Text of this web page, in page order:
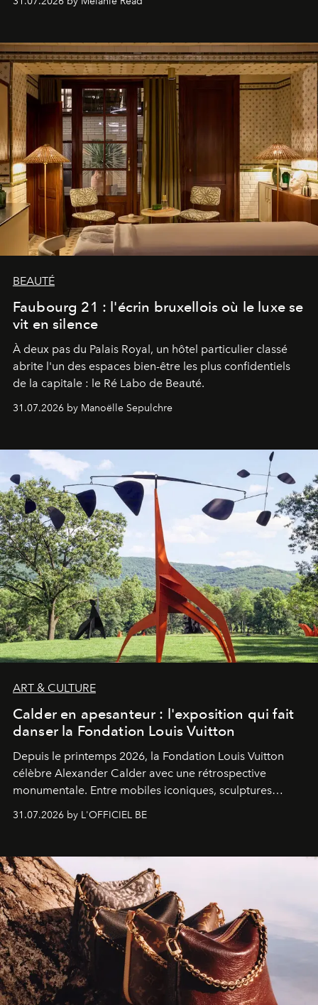
BEAUTÉ
Faubourg 21 : l'écrin bruxellois où le luxe se
vit en silence
À deux pas du Palais Royal, un hôtel particulier classé
abrite l'un des espaces bien-être les plus confidentiels
de la capitale : le Ré Labo de Beauté.
31.07.2026 by Manoëlle Sepulchre
ART & CULTURE
Calder en apesanteur : l'exposition qui fait
danser la Fondation Louis Vuitton
Depuis le printemps 2026, la Fondation Louis Vuitton
célèbre Alexander Calder avec une rétrospective
monumentale. Entre mobiles iconiques, sculptures
monumentales et poésie du mouvement, l'artiste
américain investit les espaces imaginés par Frank Gehry
sculpture.
31.07.2026 by L'OFFICIEL BE